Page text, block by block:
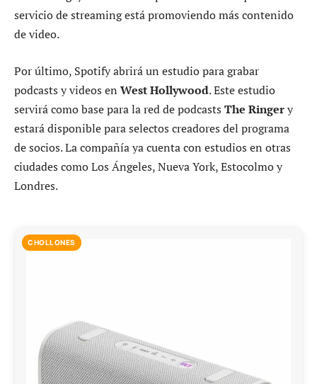
servicio de streaming está promoviendo más contenido
de video.
Por último, Spotify abrirá un estudio para grabar
podcasts y videos en West Hollywood. Este estudio
servirá como base para la red de podcasts The Ringery
estará disponible para selectos creadores del programa
de socios. La compañía ya cuenta con estudios en otras
ciudades como Los Ángeles, Nueva York, Estocolmo y
Londres.
CHOLLONES